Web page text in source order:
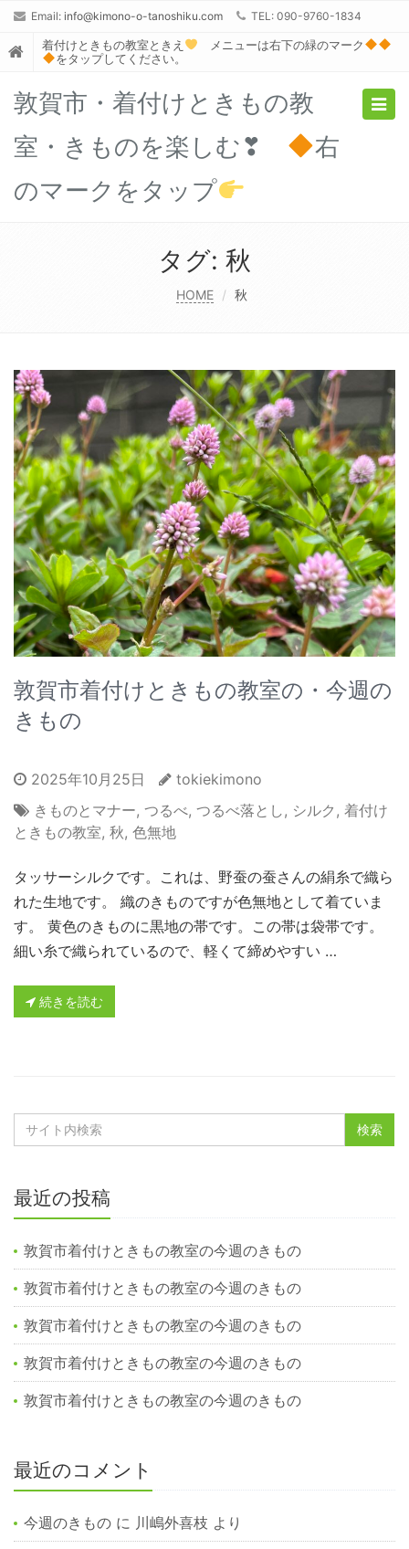
Email: info@kimono-o-tanoshiku.com TEL: 090-9760-1834
着付けときもの教室ときえ
メニューは右下の緑のマーク
をタップしてください。
敦賀市・着付けときもの教
室・きものを楽しむ❣
右
のマークをタップ
タグ: 秋
HOME 秋
敦賀市着付けときもの教室の・今週の
きもの
2025年10月25日
tokiekimono
きものとマナー, つるべ, つるべ落とし , シルク , 着付け
ときもの教室, 秋, 色無地
タッサーシルクです。これは、野蚕の蚕さんの絹糸で織ら
れた生地です。 織のきものですが色無地として着ていま
す。 黄色のきものに黒地の帯です。この帯は袋帯です。
細い糸で織られているので、軽くて締めやすい …
続きを読む
最近の投稿
敦賀市着付けときもの教室の今週のきもの
敦賀市着付けときもの教室の今週のきもの
敦賀市着付けときもの教室の今週のきもの
敦賀市着付けときもの教室の今週のきもの
敦賀市着付けときもの教室の今週のきもの
最近のコメント
今週のきもの に 川嶋外喜枝 より